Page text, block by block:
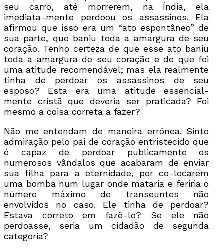
seu carro, até morrerem, na Índia, ela
imediata-mente perdoou os assassinos. Ela
afirmou que isso era um “ato espontâneo” de
sua parte, que baniu toda a amargura de seu
coração. Tenho certeza de que esse ato baniu
toda a amargura de seu coração e de que foi
uma atitude recomendável; mas ela realmente
tinha de perdoar os assassinos de seu
esposo? Esta era uma atitude essencial-
mente cristã que deveria ser praticada? Foi
mesmo a coisa correta a fazer?
Não me entendam de maneira errônea. Sinto
admiração pelo pai de coração entristecido que
é capaz de perdoar publicamente os
numerosos vândalos que acabaram de enviar
sua filha para a eternidade, por co-locarem
uma bomba num lugar onde mataria e feriria o
número máximo de transeuntes não
envolvidos no caso. Ele tinha de perdoar?
Estava correto em fazê-lo? Se ele não
perdoasse, seria um cidadão de segunda
categoria?